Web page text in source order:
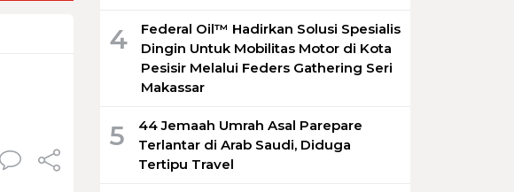
4
Federal Oil™️ Hadirkan Solusi Spesialis
Dingin Untuk Mobilitas Motor di Kota
Pesisir Melalui Feders Gathering Seri
Makassar
5
44 Jemaah Umrah Asal Parepare
Terlantar di Arab Saudi, Diduga
Tertipu Travel